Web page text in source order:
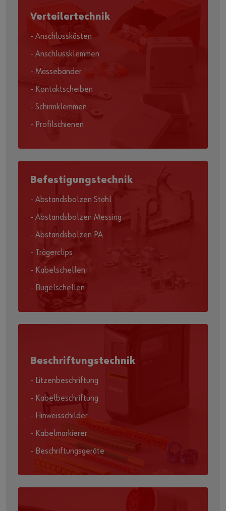
Verteilertechnik
- Anschlusskästen
- Anschlussklemmen
- Massebänder
- Kontaktscheiben
- Schirmklemmen
- Profilschienen
Befestigungstechnik
- Abstandsbolzen Stahl
- Abstandsbolzen Messing
- Abstandsbolzen PA
- Trägerclips
- Kabelschellen
- Bügelschellen
Beschriftungstechnik
- Litzenbeschriftung
- Kabelbeschriftung
- Hinweisschilder
- Kabelmarkierer
- Beschriftungsgeräte